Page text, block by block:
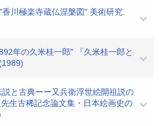
川極楽寺蔵仏涅槃図" 美術研究.
年の久米桂一郎" 『久米桂一郎と
と古典ーー又兵衛浮世絵開祖説の
生古稀記念論文集・日本絵画史の